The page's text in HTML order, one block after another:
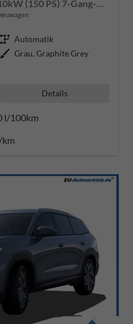
Getriebe Automatik
Außenfarbe Grau, Graphite Grey
Details
l/100km
km